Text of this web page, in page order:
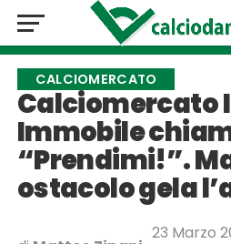
CALCIOMERCATO
Calciomercato
Immobile
“Prendimi!”.
ostacolo gela
23 Marzo